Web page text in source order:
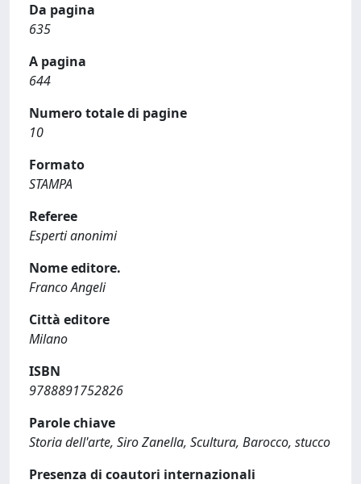
Da pagina
635
A pagina
644
Numero totale di pagine
10
Formato
STAMPA
Referee
Esperti anonimi
Nome editore.
Franco Angeli
Città editore
Milano
ISBN
9788891752826
Parole chiave
Storia dell'arte, Siro Zanella, Scultura, Barocco, stucco
Presenza di coautori internazionali